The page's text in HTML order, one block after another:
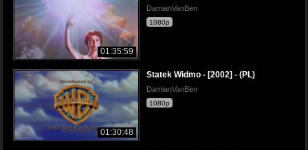
01:35:59
DamianVanBen
1080p
01:30:48
Statek Widmo - [2002] - (PL)
DamianVanBen
1080p